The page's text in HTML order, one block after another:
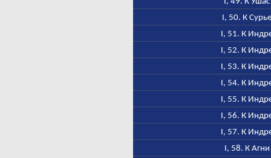
I, 50. К Сурье
I, 51. К
I, 52. К
I, 53. К
I, 54. К
I, 55. К
I, 56. К
I, 57. К
I, 58. К Агни